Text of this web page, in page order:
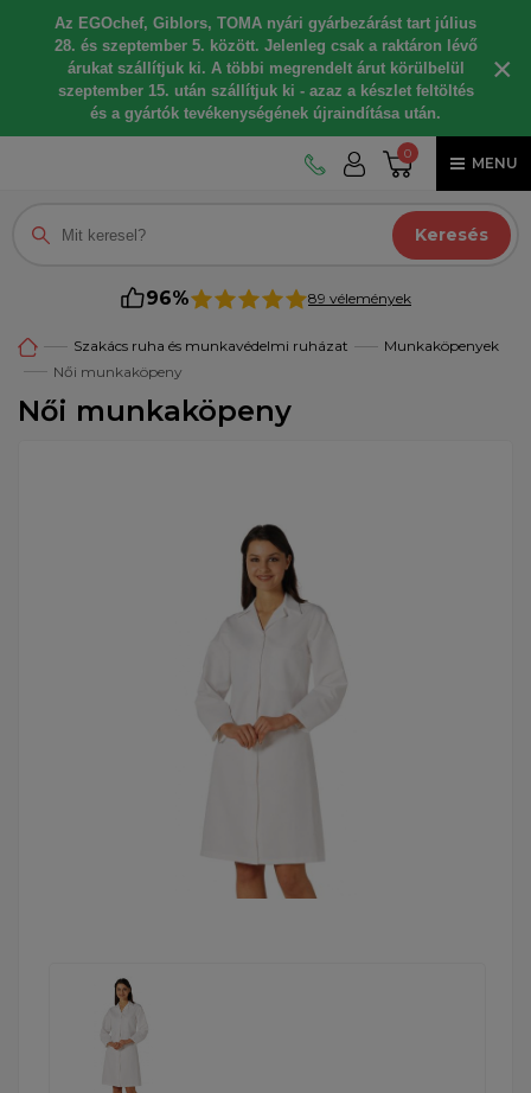
Az EGOchef, Giblors, TOMA nyári gyárbezárást tart július
28. és szeptember 5. között. Jelenleg csak a raktáron lévő
árukat szállítjuk ki. A többi megrendelt árut körülbelül
szeptember 15. után szállítjuk ki - azaz a készlet feltöltés
és a gyártók tevékenységének újraindítása után.
×
0
MENU
Keresés
96% 89 vélemények
Szakács ruha és munkavédelmi ruházat
Munkaköpenyek
Női munkaköpeny
Női munkaköpeny